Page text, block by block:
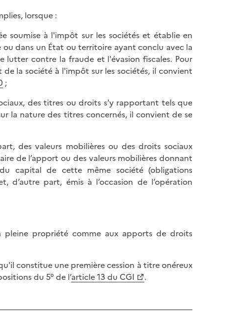
lorsque :
soumise à l'impôt sur les sociétés et établie en
dans un État ou territoire ayant conclu avec la
lutter contre la fraude et l'évasion fiscales. Pour
la société à l'impôt sur les sociétés, il convient
;
des titres ou droits s'y rapportant tels que
la nature des titres concernés, il convient de se
des valeurs mobilières ou des droits sociaux
de l’apport ou des valeurs mobilières donnant
capital de cette même société (obligations
d’autre part, émis à l’occasion de l’opération
pleine propriété comme aux apports de droits
constitue une première cession à titre onéreux
du 5° de l’article 13 du CGI .